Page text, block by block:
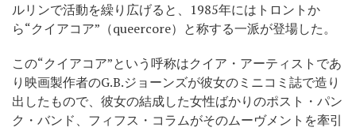
ルリンで活動を繰り広げると、1985年にはトロントか
ら“クイアコア”（queercore）と称する一派が登場した。
この“クイアコア”という呼称はクイア・アーティストであ
り映画製作者のG.B.ジョーンズが彼女のミニコミ誌で造り
出したもので、彼女の結成した女性ばかりのポスト・パン
ク・バンド、フィフス・コラムがそのムーヴメントを牽引